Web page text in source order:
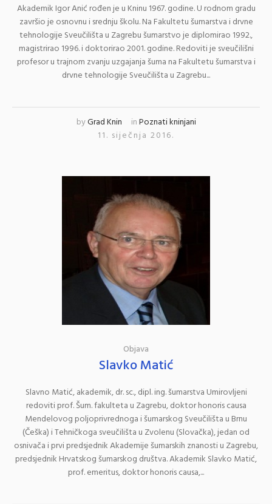
Akademik Igor Anić rođen je u Kninu 1967. godine. U rodnom gradu
završio je osnovnu i srednju školu. Na Fakultetu šumarstva i drvne
tehnologije Sveučilišta u Zagrebu šumarstvo je diplomirao 1992.,
magistrirao 1996. i doktorirao 2001. godine. Redoviti je sveučilišni
profesor u trajnom zvanju uzgajanja šuma na Fakultetu šumarstva i
drvne tehnologije Sveučilišta u Zagrebu...
byGrad Knin inPoznati kninjani
11. siječnja 2016.
Objava
Slavko Matić
Slavno Matić, akademik, dr. sc., dipl. ing. šumarstva Umirovljeni
redoviti prof. Šum. fakulteta u Zagrebu, doktor honoris causa
Mendelovog poljoprivrednoga i šumarskog Sveučilišta u Brnu
(Češka) i Tehničkoga sveučilišta u Zvolenu (Slovačka), jedan od
osnivača i prvi predsjednik Akademije šumarskih znanosti u Zagrebu,
predsjednik Hrvatskog šumarskog društva. Akademik Slavko Matić,
prof. emeritus, doktor honoris causa,...